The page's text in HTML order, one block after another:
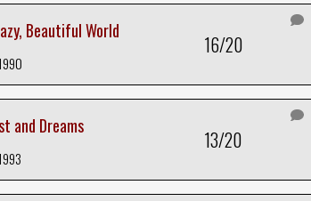
Beautiful World
16/20
and Dreams
13/20